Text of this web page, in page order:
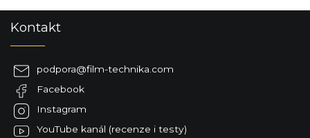
Kontakt
podpora@film-technika.com
Facebook
Instagram
YouTube kanál (recenze i testy)